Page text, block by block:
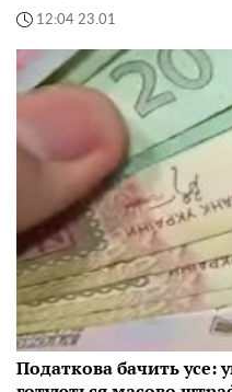
12:04 23.01
Податкова бачить усе: